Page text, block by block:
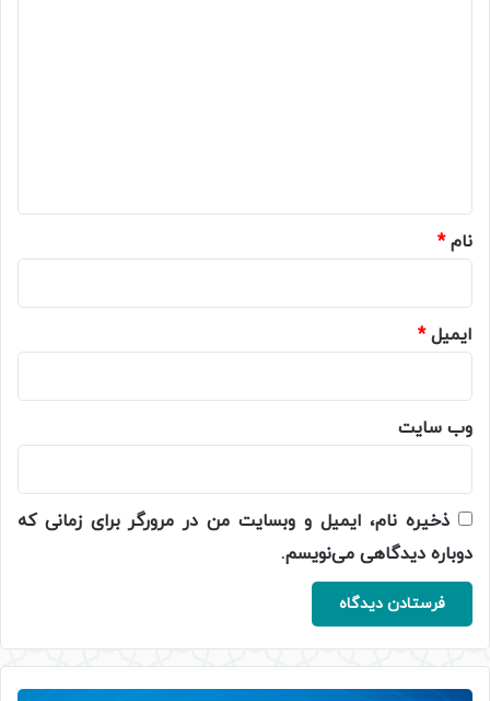
نام*
ایمیل*
وب‌ سایت
ذخیره نام، ایمیل و وبسایت من در مرورگر برای زمانی که
دوباره دیدگاهی می‌نویسم.